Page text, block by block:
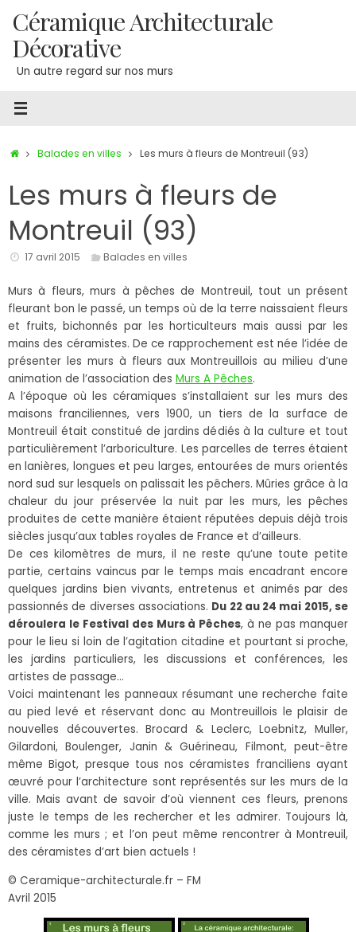
contenu
Céramique Architecturale
Décorative
Un autre regard sur nos murs
Accueil
Balades en villes Les murs à fleurs de Montreuil (93)
Les murs à fleurs de
Montreuil (93)
17 avril 2015 Balades en villes
Murs à fleurs, murs à pêches de Montreuil, tout un présent
fleurant bon le passé, un temps où de la terre naissaient fleurs
et fruits, bichonnés par les horticulteurs mais aussi par les
mains des céramistes. De ce rapprochement est née l’idée de
présenter les murs à fleurs aux Montreuillois au milieu d’une
animation de l’association des Murs A Pêches.
A l’époque où les céramiques s’installaient sur les murs des
maisons franciliennes, vers 1900, un tiers de la surface de
Montreuil était constitué de jardins dédiés à la culture et tout
particulièrement l’arboriculture. Les parcelles de terres étaient
en lanières, longues et peu larges, entourées de murs orientés
nord sud sur lesquels on palissait les pêchers. Mûries grâce à la
chaleur du jour préservée la nuit par les murs, les pêches
produites de cette manière étaient réputées depuis déjà trois
siècles jusqu’aux tables royales de France et d’ailleurs.
De ces kilomètres de murs, il ne reste qu’une toute petite
partie, certains vaincus par le temps mais encadrant encore
quelques jardins bien vivants, entretenus et animés par des
passionnés de diverses associations. Du 22 au 24 mai 2015, se
déroulera le Festival des Murs à Pêches, à ne pas manquer
pour le lieu si loin de l’agitation citadine et pourtant si proche,
les jardins particuliers, les discussions et conférences, les
artistes de passage…
Voici maintenant les panneaux résumant une recherche faite
au pied levé et réservant donc au Montreuillois le plaisir de
nouvelles découvertes. Brocard & Leclerc, Loebnitz, Muller,
Gilardoni, Boulenger, Janin & Guérineau, Filmont, peut-être
même Bigot, presque tous nos céramistes franciliens ayant
œuvré pour l’architecture sont représentés sur les murs de la
ville. Mais avant de savoir d’où viennent ces fleurs, prenons
juste le temps de les rechercher et les admirer. Toujours là,
comme les murs ; et l’on peut même rencontrer à Montreuil,
des céramistes d’art bien actuels !
© Ceramique-architecturale.fr – FM
Avril 2015